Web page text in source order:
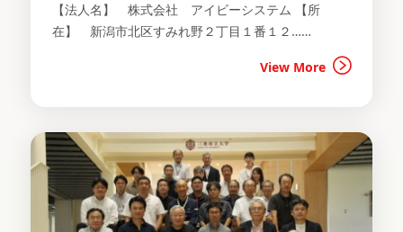
【法人名】 株式会社 アイビーシステム 【所
在】 新潟市北区すみれ野２丁目１番１２……
View More